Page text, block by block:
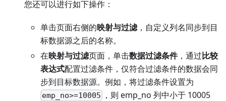
您还可以进行如下操作：
单击页面右侧的映射与过滤，自定义列名同步到目
标数据源之后的名称。
在映射与过滤页面，单击数据过滤条件，通过比较
表达式配置过滤条件，仅符合过滤条件的数据会同
步到目标数据源。例如，将过滤条件设置为
emp_no>=10005
，则 emp_no 列中小于 10005